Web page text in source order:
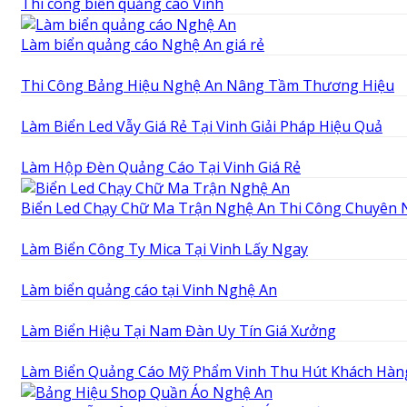
Làm biển quảng cáo Nghệ An giá rẻ
Thi Công Bảng Hiệu Nghệ An Nâng Tầm Thương Hiệu
Làm Biển Led Vẫy Giá Rẻ Tại Vinh Giải Pháp Hiệu Quả
Làm Hộp Đèn Quảng Cáo Tại Vinh Giá Rẻ
Biển Led Chạy Chữ Ma Trận Nghệ An Thi Công Chuyên
Làm Biển Công Ty Mica Tại Vinh Lấy Ngay
Làm biển quảng cáo tại Vinh Nghệ An
Làm Biển Hiệu Tại Nam Đàn Uy Tín Giá Xưởng
Làm Biển Quảng Cáo Mỹ Phẩm Vinh Thu Hút Khách